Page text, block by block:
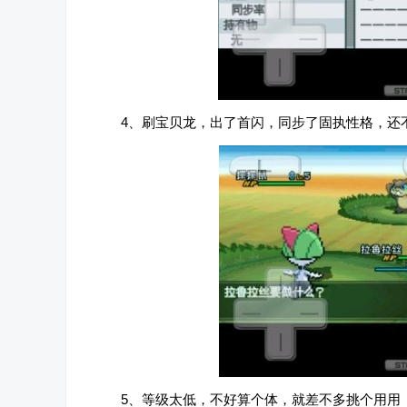
4、刷宝贝龙，出了首闪，同步了固执性格，还
5、等级太低，不好算个体，就差不多挑个用用